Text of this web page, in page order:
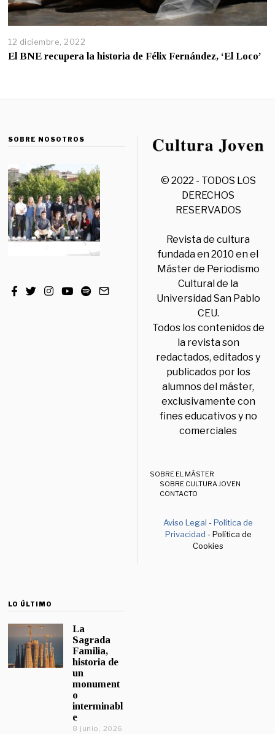
12 diciembre, 2022
El BNE recupera la historia de Félix Fernández, ‘El Loco’
SOBRE NOSOTROS
© 2022 - TODOS LOS
DERECHOS
RESERVADOS
Revista de cultura
fundada en 2010 en el
Máster de Periodismo
Cultural de la
Universidad San Pablo
CEU.
Todos los contenidos de
la revista son
redactados, editados y
publicados por los
alumnos del máster,
exclusivamente con
fines educativos y no
comerciales
SOBRE EL MÁSTER
SOBRE CULTURA JOVEN
CONTACTO
Aviso Legal -Política de
Privacidad - Política de
Cookies
LO ÚLTIMO
La
Sagrada
Familia,
historia de
un
monument
o
interminabl
e
8 junio, 2026